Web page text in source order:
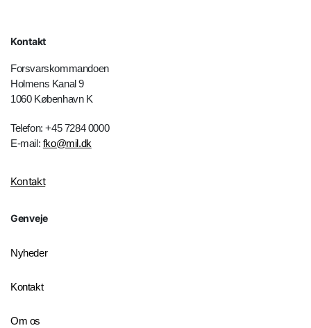
Kontakt
Forsvarskommandoen
Holmens Kanal 9
1060 København K
Telefon: +45 7284 0000
E-mail: fko@mil.dk
Kontakt
Genveje
Nyheder
Kontakt
Om os